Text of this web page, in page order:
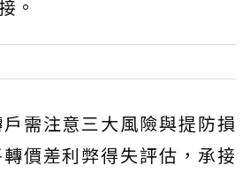
。
需注意三大風險與提防損
價差利弊得失評估，承接